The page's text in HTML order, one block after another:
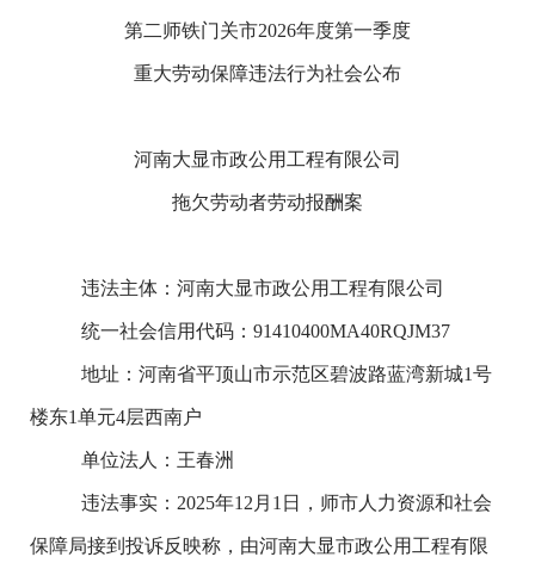
第二师铁门关市2026年度第一季度
重大劳动保障违法行为社会公布
河南大显市政公用工程有限公司
拖欠劳动者劳动报酬案
违法主体：河南大显市政公用工程有限公司
统一社会信用代码： 91410400MA40RQJM37
地址：河南省平顶山市示范区碧波路蓝湾新城1号
楼东1单元4层西南户
单位法人：王春洲
违法事实： 2025年12 月 1 日 ，师市人力资源和社会
保障局接到投诉反映称，由河南大显市政公用工程有限